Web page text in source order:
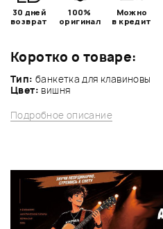
Коротко о товаре:
Тип: банкетка для клавиновы
Цвет: вишня
Подробное описание
30 дней
возврат
100%
оригинал
Можно
в кредит